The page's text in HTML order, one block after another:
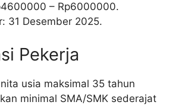
4600000 – Rp6000000.
31 Desember 2025.
Pekerja
usia maksimal 35 tahun
minimal SMA/SMK sederajat